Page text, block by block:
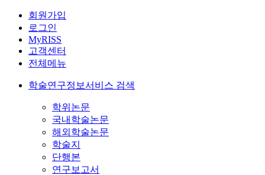
회원가입
로그인
MyRISS
고객센터
전체메뉴
학술연구정보서비스 검색
학위논문
국내학술논문
해외학술논문
학술지
단행본
연구보고서